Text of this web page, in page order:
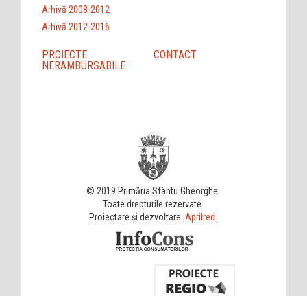
Arhivă 2008-2012
Arhivă 2012-2016
PROIECTE
NERAMBURSABILE
CONTACT
© 2019 Primăria Sfântu Gheorghe.
Toate drepturile rezervate.
Proiectare și dezvoltare:Aprilred.